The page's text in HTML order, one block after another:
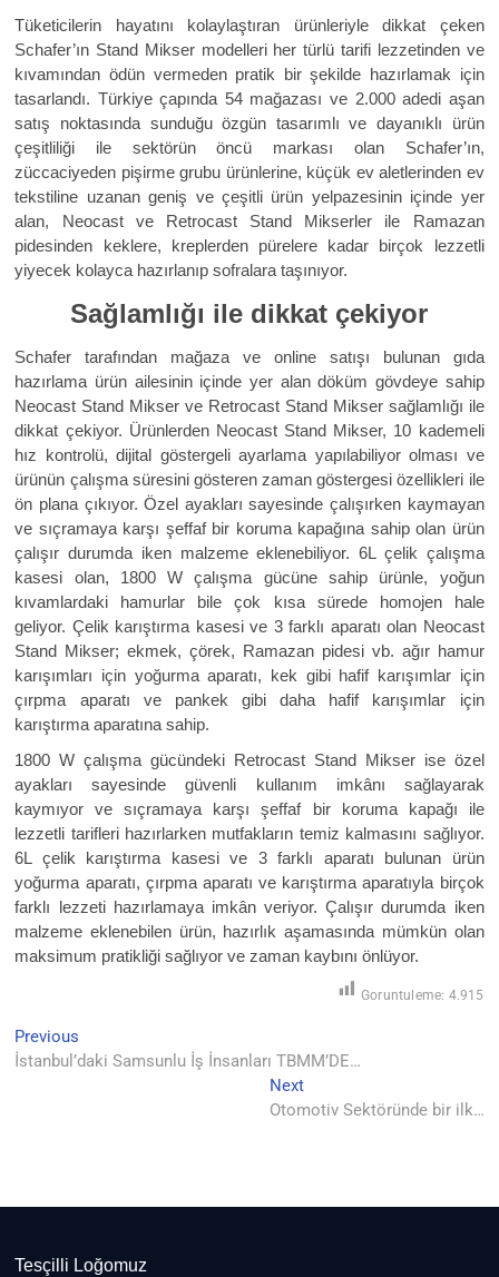
Tüketicilerin hayatını kolaylaştıran ürünleriyle dikkat çeken
Schafer’ın Stand Mikser modelleri her türlü tarifi lezzetinden ve
kıvamından ödün vermeden pratik bir şekilde hazırlamak için
tasarlandı. Türkiye çapında 54 mağazası ve 2.000 adedi aşan
satış noktasında sunduğu özgün tasarımlı ve dayanıklı ürün
çeşitliliği ile sektörün öncü markası olan Schafer’ın,
züccaciyeden pişirme grubu ürünlerine, küçük ev aletlerinden ev
tekstiline uzanan geniş ve çeşitli ürün yelpazesinin içinde yer
alan, Neocast ve Retrocast Stand Mikserler ile Ramazan
pidesinden keklere, kreplerden pürelere kadar birçok lezzetli
yiyecek kolayca hazırlanıp sofralara taşınıyor.
Sağlamlığı ile dikkat çekiyor
Schafer tarafından mağaza ve online satışı bulunan gıda
hazırlama ürün ailesinin içinde yer alan döküm gövdeye sahip
Neocast Stand Mikser ve Retrocast Stand Mikser sağlamlığı ile
dikkat çekiyor. Ürünlerden Neocast Stand Mikser, 10 kademeli
hız kontrolü, dijital göstergeli ayarlama yapılabiliyor olması ve
ürünün çalışma süresini gösteren zaman göstergesi özellikleri ile
ön plana çıkıyor. Özel ayakları sayesinde çalışırken kaymayan
ve sıçramaya karşı şeffaf bir koruma kapağına sahip olan ürün
çalışır durumda iken malzeme eklenebiliyor. 6L çelik çalışma
kasesi olan, 1800 W çalışma gücüne sahip ürünle, yoğun
kıvamlardaki hamurlar bile çok kısa sürede homojen hale
geliyor. Çelik karıştırma kasesi ve 3 farklı aparatı olan Neocast
Stand Mikser; ekmek, çörek, Ramazan pidesi vb. ağır hamur
karışımları için yoğurma aparatı, kek gibi hafif karışımlar için
çırpma aparatı ve pankek gibi daha hafif karışımlar için
karıştırma aparatına sahip.
1800 W çalışma gücündeki Retrocast Stand Mikser ise özel
ayakları sayesinde güvenli kullanım imkânı sağlayarak
kaymıyor ve sıçramaya karşı şeffaf bir koruma kapağı ile
lezzetli tarifleri hazırlarken mutfakların temiz kalmasını sağlıyor.
6L çelik karıştırma kasesi ve 3 farklı aparatı bulunan ürün
yoğurma aparatı, çırpma aparatı ve karıştırma aparatıyla birçok
farklı lezzeti hazırlamaya imkân veriyor. Çalışır durumda iken
malzeme eklenebilen ürün, hazırlık aşamasında mümkün olan
maksimum pratikliği sağlıyor ve zaman kaybını önlüyor.
Goruntuleme: 4.915
Yazı
gezinmesi
Previous
post:
İstanbul’daki Samsunlu İş İnsanları TBMM’DE…
NextNext
post:
Otomotiv Sektöründe bir ilk…
Tesçilli Loğomuz